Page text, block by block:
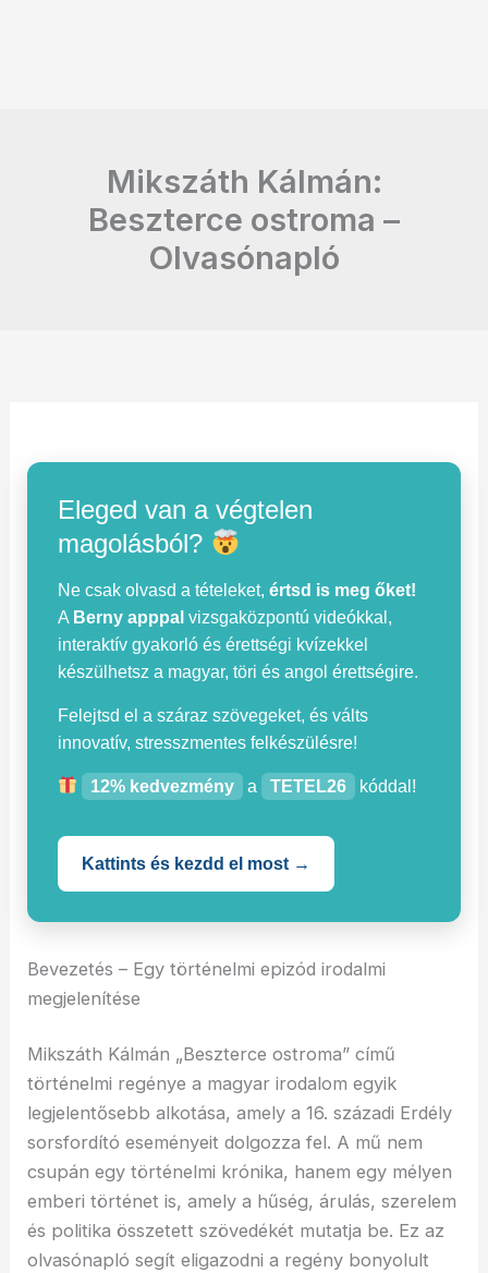
Mikszáth Kálmán:
Beszterce ostroma –
Olvasónapló
Eleged van a végtelen
magolásból?
Ne csak olvasd a tételeket,értsd is meg őket!
A Berny apppal vizsgaközpontú videókkal,
interaktív gyakorló és érettségi kvízekkel
készülhetsz a magyar, töri és angol érettségire.
Felejtsd el a száraz szövegeket, és válts
innovatív, stresszmentes felkészülésre!
12% kedvezmény a TETEL26 kóddal!
Kattints és kezdd el most →
Bevezetés – Egy történelmi epizód irodalmi
megjelenítése
Mikszáth Kálmán „Beszterce ostroma” című
történelmi regénye a magyar irodalom egyik
legjelentősebb alkotása, amely a 16. századi Erdély
sorsfordító eseményeit dolgozza fel. A mű nem
csupán egy történelmi krónika, hanem egy mélyen
emberi történet is, amely a hűség, árulás, szerelem
és politika összetett szövedékét mutatja be. Ez az
olvasónapló segít eligazodni a regény bonyolult